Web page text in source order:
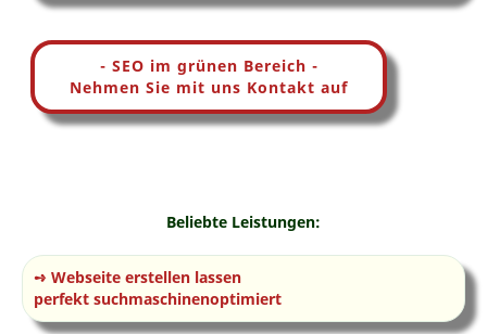
- SEO im grünen Bereich -
Nehmen Sie mit uns Kontakt auf
Beliebte Leistungen:
➺ Webseite erstellen lassen
perfekt suchmaschinenoptimiert